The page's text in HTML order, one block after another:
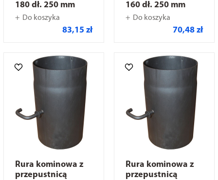
180 dł. 250 mm
Do koszyka
83,15 zł
160 dł. 250 mm
Do koszyka
70,48 zł
Rura kominowa z
przepustnicą
Rura kominowa z
przepustnicą